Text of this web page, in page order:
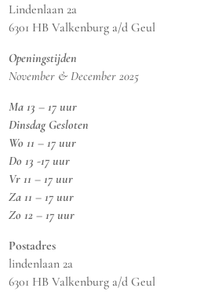
Lindenlaan 2a
6301 HB Valkenburg a/d Geul
Openingstijden
November & December 2025
Ma 13 – 17 uur
Dinsdag Gesloten
Wo 11 – 17 uur
Do 13 -17 uur
Vr 11 – 17 uur
Za 11 – 17 uur
Zo 12 – 17 uur
Postadres
lindenlaan 2a
6301 HB Valkenburg a/d Geul